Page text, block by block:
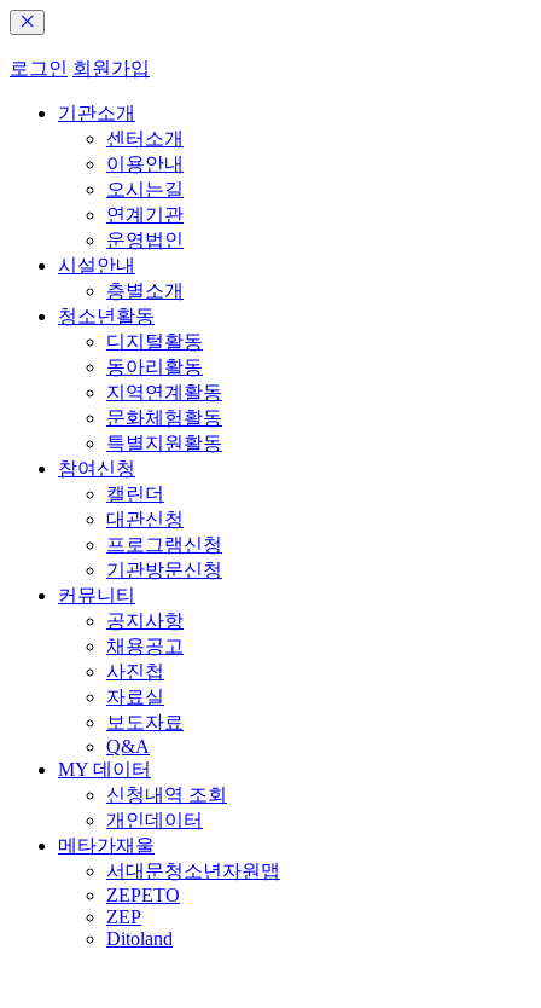
로그인 회원가입
기관소개
센터소개
이용안내
오시는길
연계기관
운영법인
시설안내
층별소개
청소년활동
디지털활동
동아리활동
지역연계활동
문화체험활동
특별지원활동
참여신청
캘린더
대관신청
프로그램신청
기관방문신청
커뮤니티
공지사항
채용공고
사진첩
자료실
보도자료
Q&A
MY 데이터
신청내역 조회
개인데이터
메타가재울
서대문청소년자원맵
ZEPETO
ZEP
Ditoland